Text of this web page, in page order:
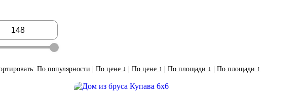
По популярности По цене ↓ По цене ↑ По площади ↓ По площади ↑